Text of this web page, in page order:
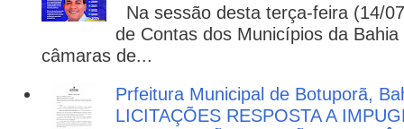
Na sessão desta terça-feira (14/
de Contas dos Municípios da
câmaras de...
Prfeitura Municipal de Botuporã,
LICITAÇÕES RESPOSTA A